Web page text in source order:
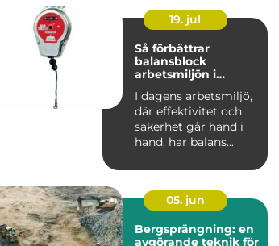
19. jul
Så förbättrar
balansblock
arbetsmiljön i
I dagens arbetsmiljö,
där effektivitet och
säkerhet går hand i
hand, har balans...
05. jun
Bergsprängning: en
avgörande teknik för